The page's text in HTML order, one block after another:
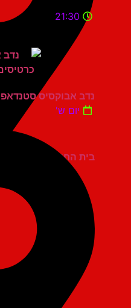
בית החייל תל אביב
21:30
נדב אבוקסיס סטנדאפ
יום ש'